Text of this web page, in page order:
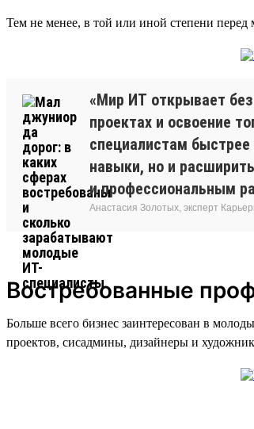
Тем не менее, в той или иной степени
«Мир ИТ открывает
проектах и освоение
специалистам
навыки, но и
и профессиональным
Анастасия Золотых, эксперт
Востребованные
Больше всего бизнес заинтересован в
проектов, сисадмины, дизайнеры и